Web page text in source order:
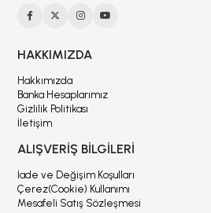
HAKKIMIZDA
Hakkımızda
Banka Hesaplarımız
Gizlilik Politikası
İletişim
ALIŞVERİŞ BİLGİLERİ
İade ve Değişim Koşulları
Çerez(Cookie) Kullanımı
Mesafeli Satış Sözleşmesi